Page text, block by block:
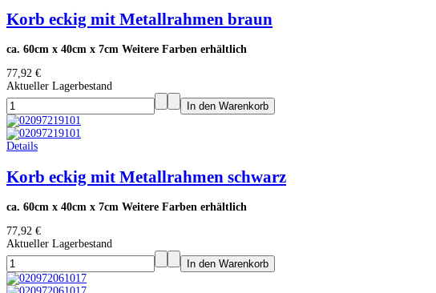
Korb eckig mit Metallrahmen braun
ca. 60cm x 40cm x 7cm Weitere Farben erhältlich
77,92 €
Aktueller Lagerbestand
Details
Korb eckig mit Metallrahmen schwarz
ca. 60cm x 40cm x 7cm Weitere Farben erhältlich
77,92 €
Aktueller Lagerbestand